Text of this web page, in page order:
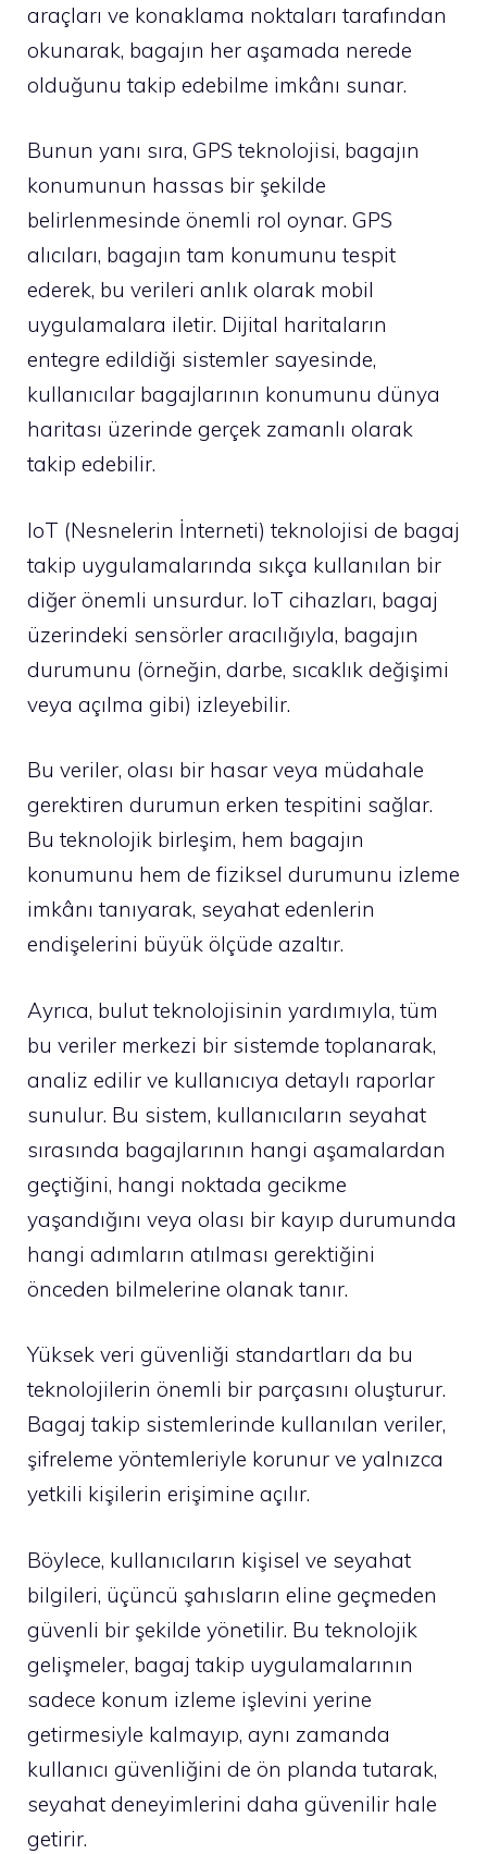
araçları ve konaklama noktaları tarafından
okunarak, bagajın her aşamada nerede
olduğunu takip edebilme imkânı sunar.
Bunun yanı sıra, GPS teknolojisi, bagajın
konumunun hassas bir şekilde
belirlenmesinde önemli rol oynar. GPS
alıcıları, bagajın tam konumunu tespit
ederek, bu verileri anlık olarak mobil
uygulamalara iletir. Dijital haritaların
entegre edildiği sistemler sayesinde,
kullanıcılar bagajlarının konumunu dünya
haritası üzerinde gerçek zamanlı olarak
takip edebilir.
IoT (Nesnelerin İnterneti) teknolojisi de bagaj
takip uygulamalarında sıkça kullanılan bir
diğer önemli unsurdur. IoT cihazları, bagaj
üzerindeki sensörler aracılığıyla, bagajın
durumunu (örneğin, darbe, sıcaklık değişimi
veya açılma gibi) izleyebilir.
Bu veriler, olası bir hasar veya müdahale
gerektiren durumun erken tespitini sağlar.
Bu teknolojik birleşim, hem bagajın
konumunu hem de fiziksel durumunu izleme
imkânı tanıyarak, seyahat edenlerin
endişelerini büyük ölçüde azaltır.
Ayrıca, bulut teknolojisinin yardımıyla, tüm
bu veriler merkezi bir sistemde toplanarak,
analiz edilir ve kullanıcıya detaylı raporlar
sunulur. Bu sistem, kullanıcıların seyahat
sırasında bagajlarının hangi aşamalardan
geçtiğini, hangi noktada gecikme
yaşandığını veya olası bir kayıp durumunda
hangi adımların atılması gerektiğini
önceden bilmelerine olanak tanır.
Yüksek veri güvenliği standartları da bu
teknolojilerin önemli bir parçasını oluşturur.
Bagaj takip sistemlerinde kullanılan veriler,
şifreleme yöntemleriyle korunur ve yalnızca
yetkili kişilerin erişimine açılır.
Böylece, kullanıcıların kişisel ve seyahat
bilgileri, üçüncü şahısların eline geçmeden
güvenli bir şekilde yönetilir. Bu teknolojik
gelişmeler, bagaj takip uygulamalarının
sadece konum izleme işlevini yerine
getirmesiyle kalmayıp, aynı zamanda
kullanıcı güvenliğini de ön planda tutarak,
seyahat deneyimlerini daha güvenilir hale
getirir.